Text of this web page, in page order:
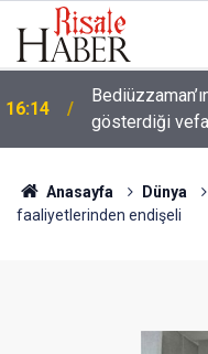
14:57
Meta'ya çocuk
milyon dolar
Anasayfa Dünya
faaliyetlerinden endişeli